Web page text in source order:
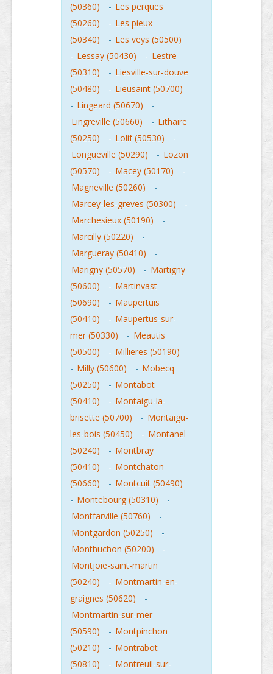
(50360)
- Les perques
(50260)
- Les pieux
(50340)
- Les veys (50500)
- Lessay (50430) - Lestre
(50310)
- Liesville-sur-douve
(50480)
- Lieusaint (50700)
- Lingeard (50670)
-
Lingreville (50660)
- Lithaire
(50250)
- Lolif (50530)
-
Longueville (50290)
- Lozon
(50570)
- Macey (50170)
-
Magneville (50260)
-
Marcey-les-greves (50300)
-
Marchesieux (50190)
-
Marcilly (50220)
-
Margueray (50410)
-
Marigny (50570)
- Martigny
(50600)
- Martinvast
(50690)
- Maupertuis
(50410)
- Maupertus-sur-
mer (50330)
- Meautis
(50500)
- Millieres (50190)
- Milly (50600) - Mobecq
(50250)
- Montabot
(50410)
- Montaigu-la-
brisette (50700)
- Montaigu-
les-bois (50450)
- Montanel
(50240)
- Montbray
(50410)
- Montchaton
(50660)
- Montcuit (50490)
- Montebourg (50310)
-
Montfarville (50760)
-
Montgardon (50250)
-
Monthuchon (50200)
-
Montjoie-saint-martin
(50240)
- Montmartin-en-
graignes (50620)
-
Montmartin-sur-mer
(50590)
- Montpinchon
(50210)
- Montrabot
(50810)
- Montreuil-sur-